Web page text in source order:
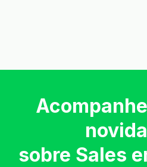
sobre Sales